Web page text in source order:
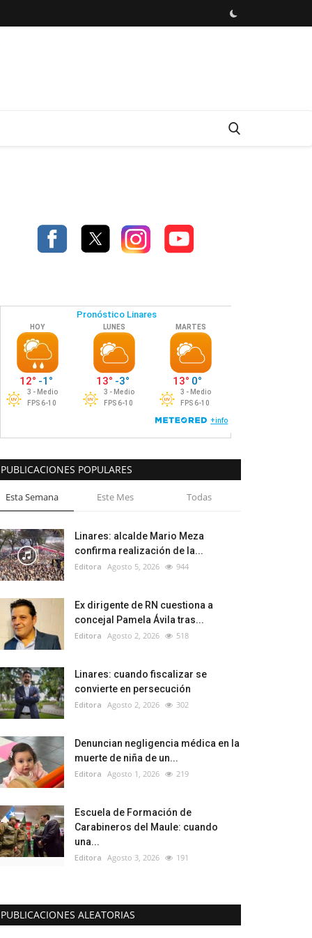
PUBLICACIONES POPULARES
Esta Semana Este Mes Todas
Linares: alcalde Mario Meza
confirma realización de la...
Editora Agosto 5, 2026 944
Ex dirigente de RN cuestiona a
concejal Pamela Ávila tras...
Editora Agosto 2, 2026 518
Linares: cuando fiscalizar se
convierte en persecución
Editora Agosto 2, 2026 302
Denuncian negligencia médica en la
muerte de niña de un...
Editora Agosto 1, 2026 219
Escuela de Formación de
Carabineros del Maule: cuando
una...
Editora Agosto 3, 2026 191
PUBLICACIONES ALEATORIAS